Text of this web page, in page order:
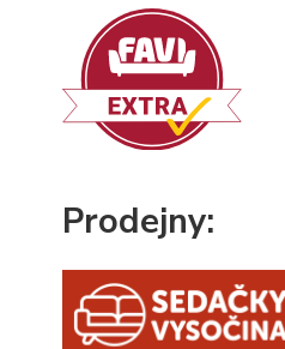
Prodejny: